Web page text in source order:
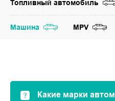
Топливный автомобиль
Машина MPV
Какие марки